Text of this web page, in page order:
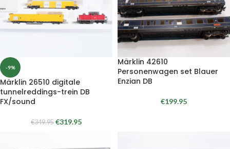
-9%
Märklin 26510 digitale
tunnelreddings-trein DB
FX/sound
€349.95 €319.95
Märklin 42610
Personenwagen set Blauer
Enzian DB
€199.95